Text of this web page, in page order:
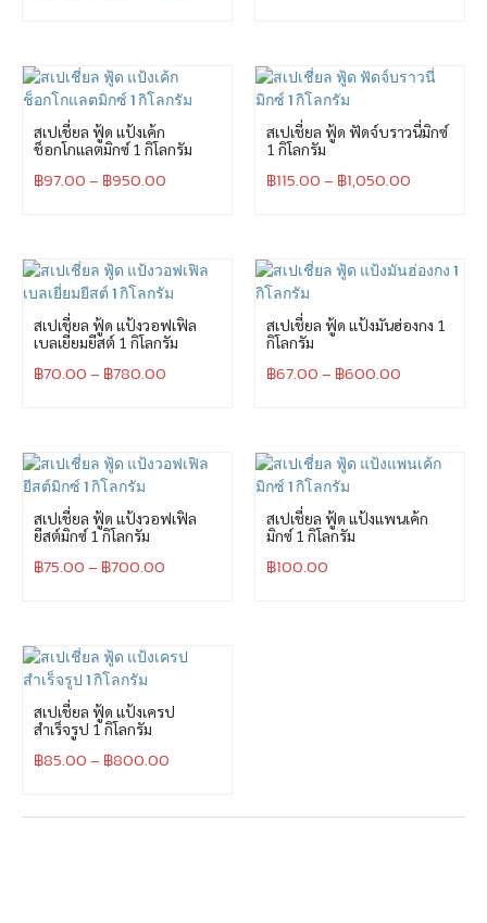
สเปเชี่ยล ฟู้ด แป้งเค้ก
ช็อกโกแลตมิกซ์ 1 กิโลกรัม
฿97.00– ฿950.00
สเปเชี่ยล ฟู้ด ฟัดจ์บราวนี่มิกซ์
1 กิโลกรัม
฿115.00– ฿1,050.00
สเปเชี่ยล ฟู้ด แป้งวอฟเฟิล
เบลเยี่ยมยีสต์ 1 กิโลกรัม
฿70.00– ฿780.00
สเปเชี่ยล ฟู้ด แป้งมันฮ่องกง 1
กิโลกรัม
฿67.00– ฿600.00
สเปเชี่ยล ฟู้ด แป้งวอฟเฟิล
ยีสต์มิกซ์ 1 กิโลกรัม
฿75.00– ฿700.00
สเปเชี่ยล ฟู้ด แป้งแพนเค้ก
มิกซ์ 1 กิโลกรัม
฿100.00
สเปเชี่ยล ฟู้ด แป้งเครป
สำเร็จรูป 1 กิโลกรัม
฿85.00– ฿800.00